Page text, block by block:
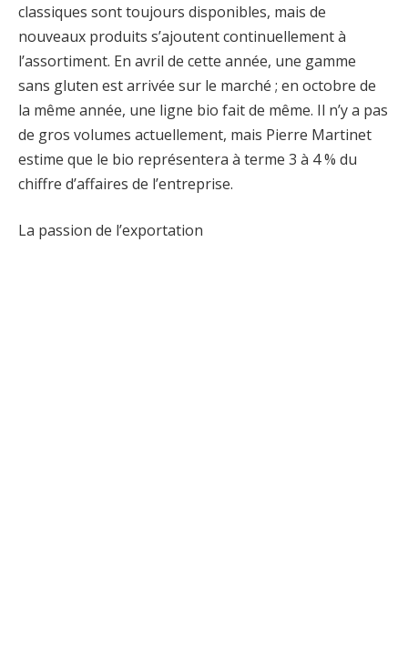
classiques sont toujours disponibles, mais de
nouveaux produits s’ajoutent continuellement à
l’assortiment. En avril de cette année, une gamme
sans gluten est arrivée sur le marché ; en octobre de
la même année, une ligne bio fait de même. Il n’y a pas
de gros volumes actuellement, mais Pierre Martinet
estime que le bio représentera à terme 3 à 4 % du
chiffre d’affaires de l’entreprise.
La passion de l’exportation